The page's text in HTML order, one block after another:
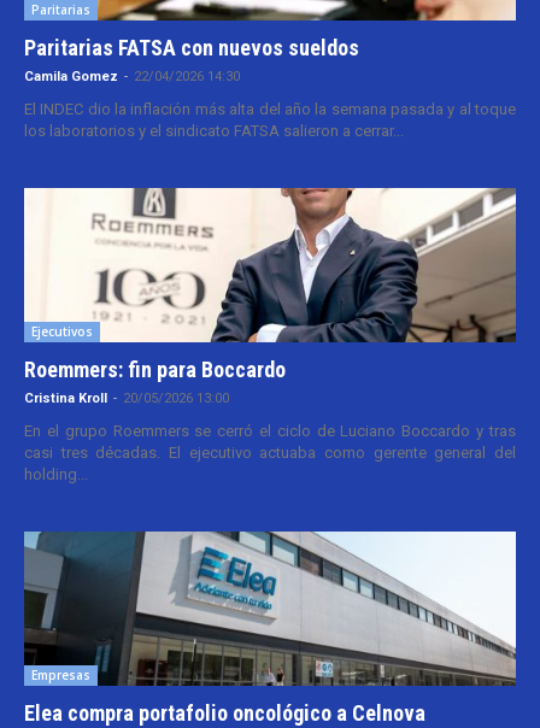
Paritarias
Paritarias FATSA con nuevos sueldos
Camila Gomez - 22/04/2026 14:30
El INDEC dio la inflación más alta del año la semana pasada y al toque
los laboratorios y el sindicato FATSA salieron a cerrar...
Ejecutivos
Roemmers: fin para Boccardo
Cristina Kroll - 20/05/2026 13:00
En el grupo Roemmers se cerró el ciclo de Luciano Boccardo y tras
casi tres décadas. El ejecutivo actuaba como gerente general del
holding...
Empresas
Elea compra portafolio oncológico a Celnova